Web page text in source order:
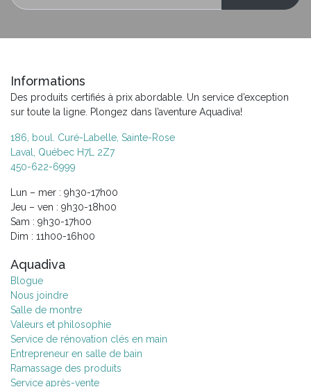
Informations
Des produits certifiés à prix abordable. Un service d’exception
sur toute la ligne. Plongez dans l’aventure Aquadiva!
186, boul. Curé-Labelle, Sainte-Rose
Laval, Québec H7L 2Z7
450-622-6999
Lun – mer : 9h30-17h00
Jeu – ven : 9h30-18h00
Sam : 9h30-17h00
Dim : 11h00-16h00
Aquadiva
Blogue
Nous joindre
Salle de montre
Valeurs et philosophie
Service de rénovation clés en main
Entrepreneur en salle de bain
Ramassage des produits
Service après-vente